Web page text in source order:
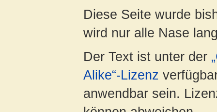
Diese Seite wurde
wird nur alle Nase
Der Text ist unter der
Alike“-Lizenz
anwendbar sein.